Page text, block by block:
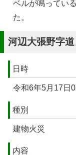
ベルが鳴ってい
た。
河辺大張野字
日時
令和6年5月17日
種別
建物火災
内容